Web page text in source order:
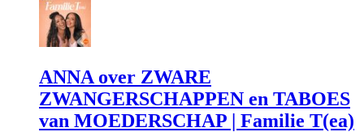
ANNA over ZWARE
ZWANGERSCHAPPEN en TABOES
van MOEDERSCHAP | Familie T(ea)